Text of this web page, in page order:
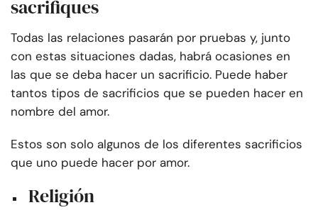
sacrifiques
Todas las relaciones pasarán por pruebas y, junto
con estas situaciones dadas, habrá ocasiones en
las que se deba hacer un sacrificio. Puede haber
tantos tipos de sacrificios que se pueden hacer en
nombre del amor.
Estos son solo algunos de los diferentes sacrificios
que uno puede hacer por amor.
Religión